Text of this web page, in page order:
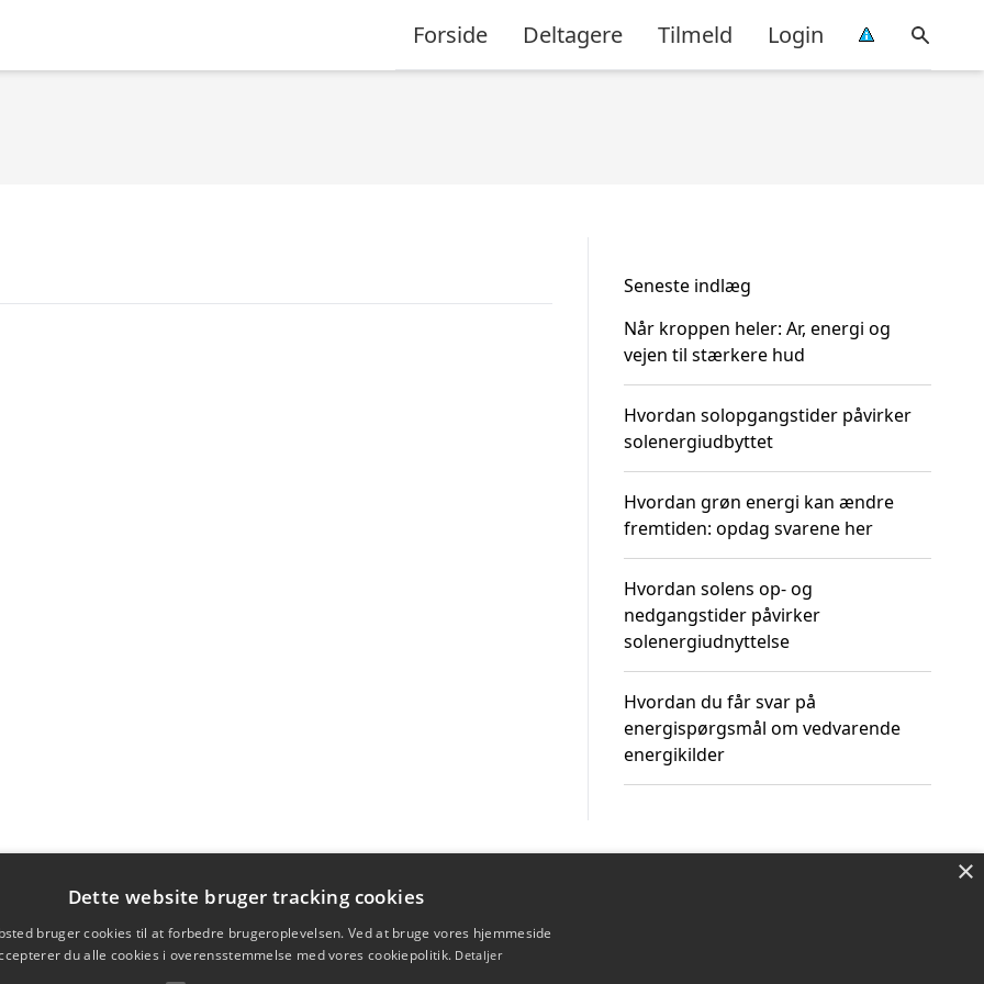
Forside Deltagere Tilmeld Login
Seneste indlæg
Når kroppen heler: Ar, energi og
vejen til stærkere hud
Hvordan solopgangstider påvirker
solenergiudbyttet
Hvordan grøn energi kan ændre
fremtiden: opdag svarene her
Hvordan solens op- og
nedgangstider påvirker
solenergiudnyttelse
Hvordan du får svar på
energispørgsmål om vedvarende
energikilder
×
Dette website bruger tracking cookies
bruger cookies til at forbedre brugeroplevelsen. Ved at bruge vores hjemmeside
du alle cookies i overensstemmelse med vores cookiepolitik. Detaljer